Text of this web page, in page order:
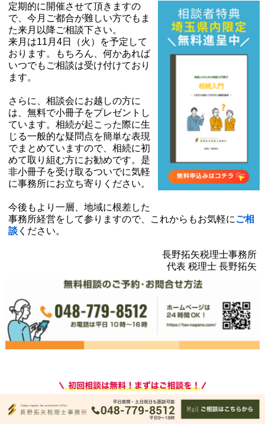
定期的に開催させて頂きますの
で、今月ご都合が難しい方でもま
た来月以降ご相談下さい。
来月は11月4日（火）を予定して
おります。もちろん、何かあれば
いつでもご相談は受け付けており
ます。
さらに、相談会にお越しの方に
は、無料で小冊子をプレゼントし
ています。相続が起こった際に生
じる一般的な疑問点を簡単な表現
でまとめていますので、相続に初
めて取り組む方にお勧めです。是
非小冊子を受け取るついでに気軽
に事務所にお立ち寄りください。
今後もより一層、地域に根差した
事務所経営をして参りますので、これからもお気軽にご相
談ください。
長野拓矢税理士事務所
代表 税理士 長野拓矢